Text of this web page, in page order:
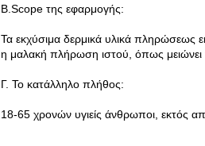
B.Scope της εφαρμογής:
Τα εκχύσιμα δερμικά υλικά πληρώσεως
η μαλακή πλήρωση ιστού, όπως μειώνει
Γ. Το κατάλληλο πλήθος:
18-65 χρονών υγιείς άνθρωποι, εκτός